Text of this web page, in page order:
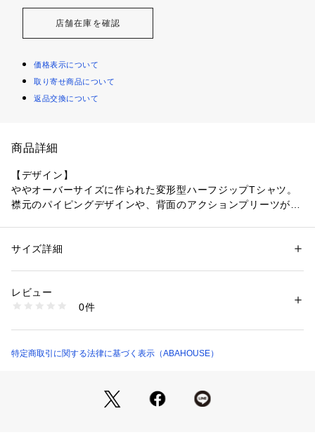
店舗在庫を確認
価格表示について
取り寄せ商品について
返品交換について
商品詳細
【デザイン】
ややオーバーサイズに作られた変形型ハーフジップTシャツ。
襟元のパイピングデザインや、背面のアクションプリーツが、
いただけるようになっています。
性別：メンズ
素材：コットン100%
洗濯：手洗い可
※詳しい洗濯方法については、商品の品質表示タグをご覧ください
00440021006 （ショップ）
サイズ詳細
レビュー
0件
特定商取引に関する法律に基づく表示（ABAHOUSE）